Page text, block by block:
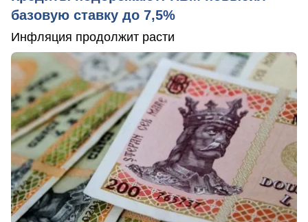
базовую ставку до 7,5%
Инфляция продолжит расти